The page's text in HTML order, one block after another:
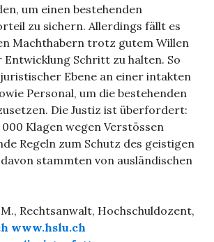
um einen bestehenden
zu sichern. Allerdings fällt es
Machthabern trotz gutem Willen
Entwicklung Schritt zu halten. So
Ebene an einer intakten
Personal, um die bestehenden
Die Justiz ist überfordert:
000 Klagen wegen Verstössen
Regeln zum Schutz des geistigen
stammten von ausländischen
Rechtsanwalt, Hochschuldozent,
www.hslu.ch